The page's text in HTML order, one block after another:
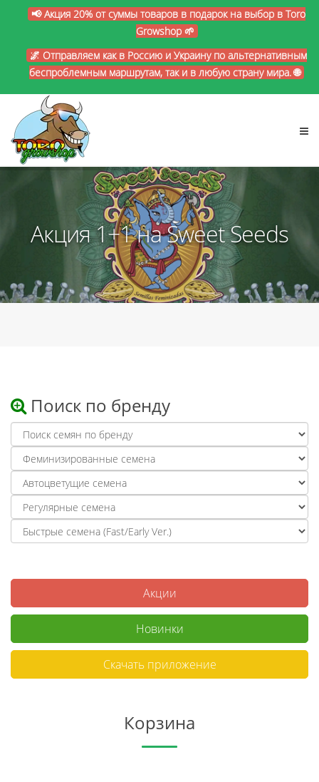
📢 Акция 20% от суммы товаров в подарок на выбор в Toro
Growshop 🌱
🌌 Отправляем как в Россию и Украину по альтернативным
беспроблемным маршрутам, так и в любую страну мира. 🌐
Акция 1+1 на Sweet Seeds
Поиск по бренду
Акции
Новинки
Скачать приложение
Корзина